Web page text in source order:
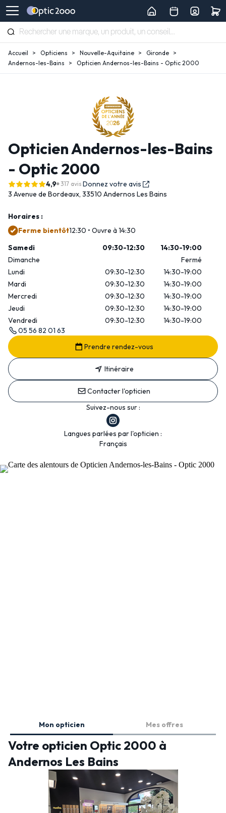
Accueil Opticiens Nouvelle-Aquitaine
Gironde
Andernos-les-Bains
Opticien Andernos-les-Bains - Optic 2000
Opticien Andernos-les-Bains
- Optic 2000
4,9 317 avis Donnez votre avis
3 Avenue de Bordeaux, 33510 Andernos Les Bains
Horaires :
Ferme bientôt12:30 • Ouvre à 14:30
Samedi
09:30-12:30
14:30-19:00
Dimanche
Fermé
Lundi
09:30-12:30
14:30-19:00
Mardi
09:30-12:30
14:30-19:00
Mercredi
09:30-12:30
14:30-19:00
Jeudi
09:30-12:30
14:30-19:00
Vendredi
09:30-12:30
14:30-19:00
05 56 82 01 63
Prendre rendez-vous
Itinéraire
Contacter l'opticien
Suivez-nous sur :
Langues parlées par l'opticien :
Français
Mon opticien Mes offres
Votre opticien Optic 2000 à
Andernos Les Bains